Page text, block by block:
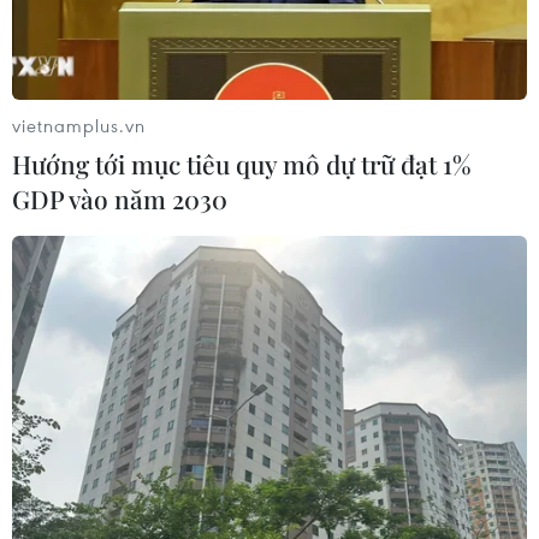
Ảnh minh họa. (Nguồn: AFP/TTXVN)
Chính phủ Mỹ ngày 15/9 tuyên bố chấm dứt
chính sách thuế quan gây tranh cãi đánh vào
vietnamplus.vn
Hướng tới mục tiêu quy mô dự trữ đạt 1%
GDP vào năm 2030